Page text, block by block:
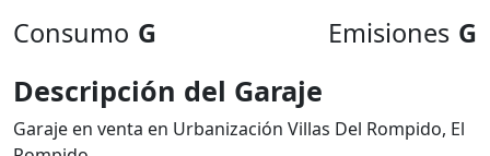
Consumo G Emisiones G
Descripción del Garaje
Garaje en venta en Urbanización Villas Del Rompido, El